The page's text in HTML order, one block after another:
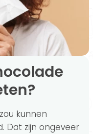
zou kunnen
Dat zijn ongeveer